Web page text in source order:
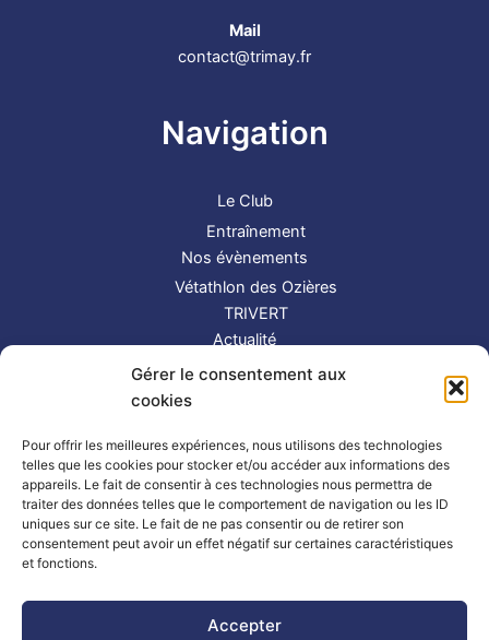
Gérer le consentement aux
cookies
Pour offrir les meilleures expériences, nous utilisons des technologies
telles que les cookies pour stocker et/ou accéder aux informations des
appareils. Le fait de consentir à ces technologies nous permettra de
traiter des données telles que le comportement de navigation ou les ID
uniques sur ce site. Le fait de ne pas consentir ou de retirer son
consentement peut avoir un effet négatif sur certaines caractéristiques
et fonctions.
Accepter
Mail
contact@trimay.fr
Navigation
Le Club
Entraînement
Nos évènements
Vétathlon des Ozières
TRIVERT
Actualité
Contact
Suivez-nous !